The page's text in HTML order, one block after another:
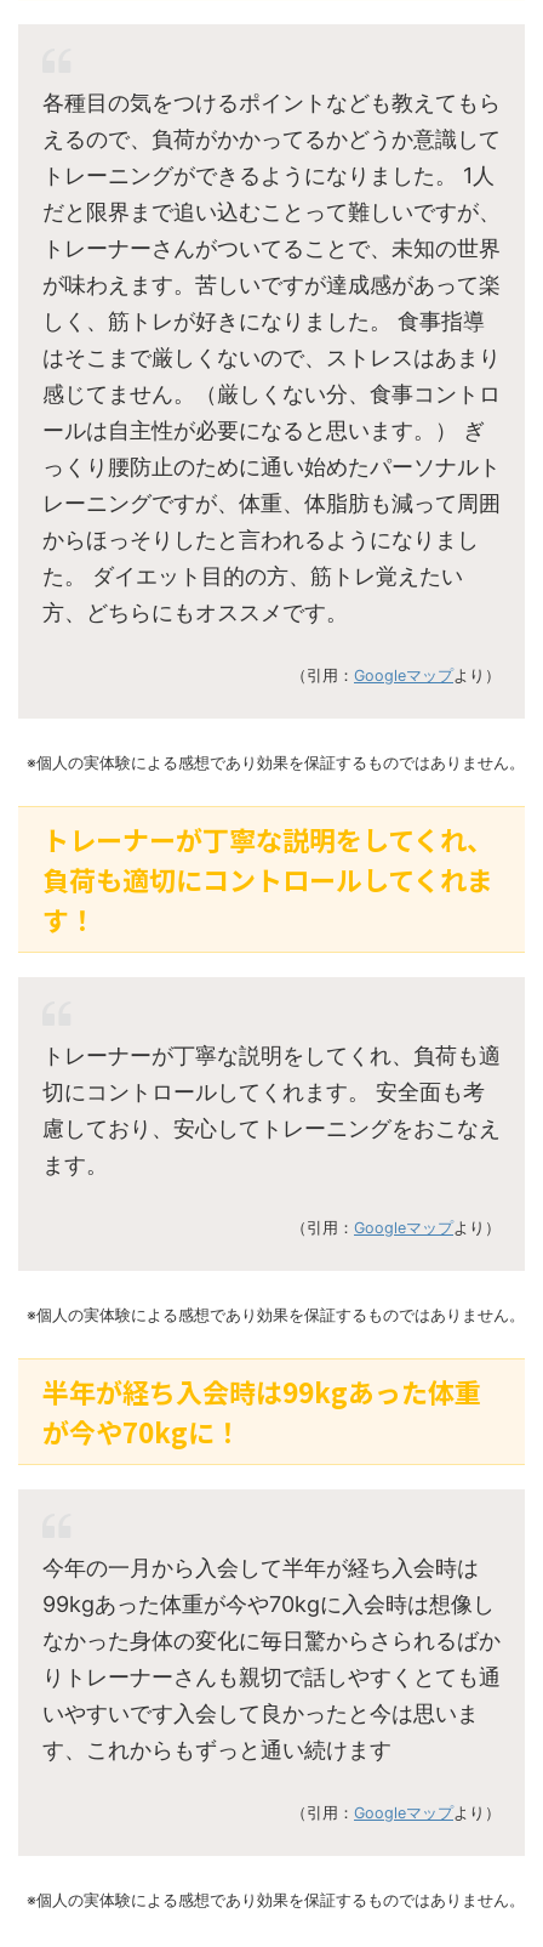
各種目の気をつけるポイントなども教えてもら
えるので、負荷がかかってるかどうか意識して
トレーニングができるようになりました。 1人
だと限界まで追い込むことって難しいですが、
トレーナーさんがついてることで、未知の世界
が味わえます。苦しいですが達成感があって楽
しく、筋トレが好きになりました。 食事指導
はそこまで厳しくないので、ストレスはあまり
感じてません。（厳しくない分、食事コントロ
ールは自主性が必要になると思います。） ぎ
っくり腰防止のために通い始めたパーソナルト
レーニングですが、体重、体脂肪も減って周囲
からほっそりしたと言われるようになりまし
た。 ダイエット目的の方、筋トレ覚えたい
方、どちらにもオススメです。
（引用： Googleマップより）
※個人の実体験による感想であり効果を保証するものではありません。
トレーナーが丁寧な説明をしてくれ、
負荷も適切にコントロールしてくれま
す！
トレーナーが丁寧な説明をしてくれ、負荷も適
切にコントロールしてくれます。 安全面も考
慮しており、安心してトレーニングをおこなえ
ます。
（引用： Googleマップより）
※個人の実体験による感想であり効果を保証するものではありません。
半年が経ち入会時は99kgあった体重
が今や70kgに！
今年の一月から入会して半年が経ち入会時は
99kgあった体重が今や70kgに入会時は想像し
なかった身体の変化に毎日驚からさられるばか
りトレーナーさんも親切で話しやすくとても通
いやすいです入会して良かったと今は思いま
す、これからもずっと通い続けます
（引用： Googleマップより）
※個人の実体験による感想であり効果を保証するものではありません。